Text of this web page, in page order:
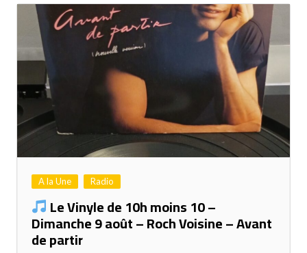
A la Une Radio
Le Vinyle de 10h moins 10 –
Dimanche 9 août – Roch Voisine – Avant
de partir